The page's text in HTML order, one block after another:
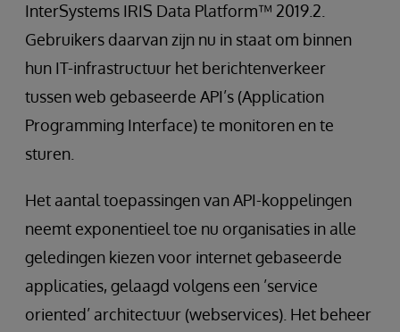
InterSystems IRIS Data Platform™ 2019.2.
Gebruikers daarvan zijn nu in staat om binnen
hun IT-infrastructuur het berichtenverkeer
tussen web gebaseerde API’s (Application
Programming Interface) te monitoren en te
sturen.
Het aantal toepassingen van API-koppelingen
neemt exponentieel toe nu organisaties in alle
geledingen kiezen voor internet gebaseerde
applicaties, gelaagd volgens een ’service
oriented’ architectuur (webservices). Het beheer